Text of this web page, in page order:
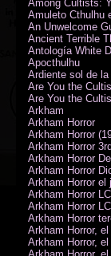
Among Cultists:
Amuleto Cthulhu
An Unwelcome
Ancient Terrible
Antología White
Apocthulhu
Ardiente sol de
Are You the
Are You the
Arkham
Arkham Horror
Arkham Horror
Arkham Horror
Arkham Horror
Arkham Horror
Arkham Horror
Arkham Horror
Arkham Horror
Arkham Horror
Arkham Horror,
Arkham Horror,